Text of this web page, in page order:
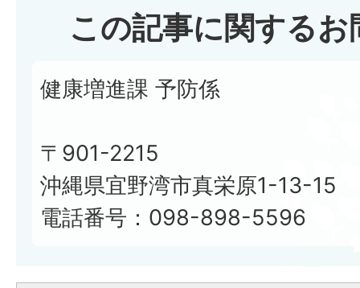
この記事に関する
健康増進課 予防係
〒901-2215
沖縄県宜野湾市真栄原1-13-15
電話番号：098-898-5596